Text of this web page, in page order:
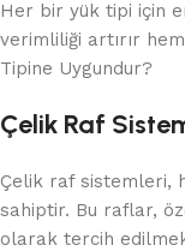
Her bir yük tipi için
verimliliği artırır
Tipine Uygundur?
Çelik Raf
Çelik raf sistemleri,
sahiptir. Bu raflar,
olarak tercih